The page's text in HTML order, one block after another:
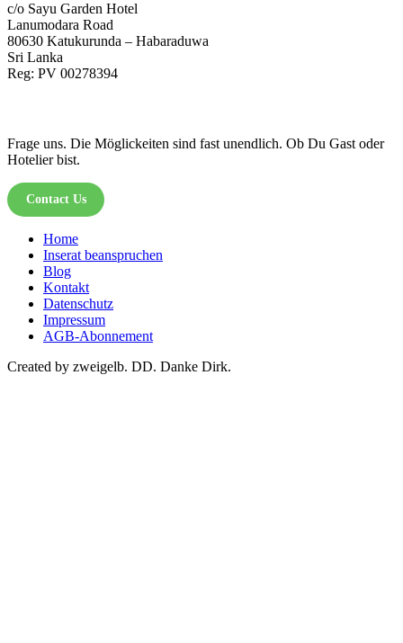
c/o Sayu Garden Hotel
Lanumodara Road
80630 Katukurunda – Habaraduwa
Sri Lanka
Reg: PV 00278394
Frage uns. Die Möglickeiten sind fast unendlich. Ob Du Gast oder
Hotelier bist.
Contact Us
Home
Inserat beanspruchen
Blog
Kontakt
Datenschutz
Impressum
AGB-Abonnement
Created by zweigelb. DD. Danke Dirk.